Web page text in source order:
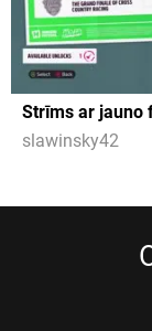
Strīms ar jauno
slawinsky42